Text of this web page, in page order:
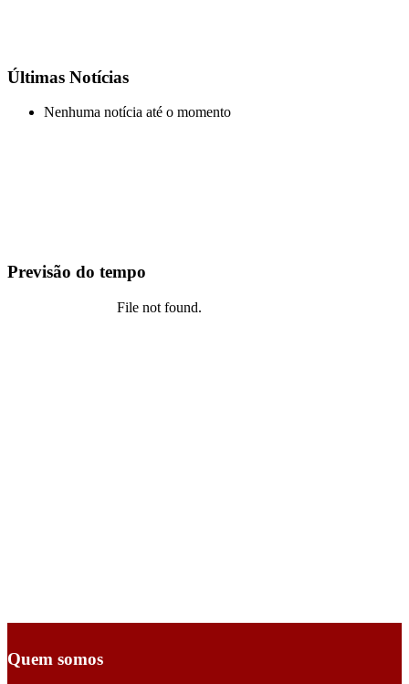
Últimas Notícias
Nenhuma notícia até o momento
Previsão do tempo
Quem somos